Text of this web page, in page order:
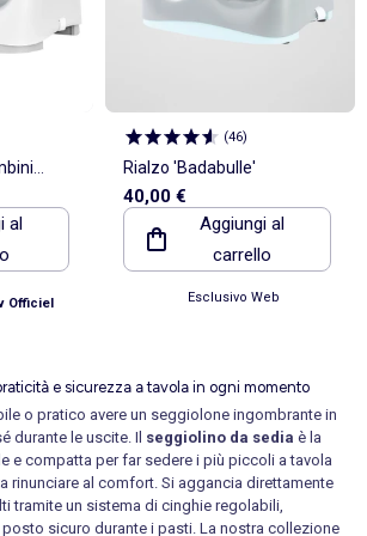
al
Officiel
(46)
Rialzo 'Badabulle'
40,00 €
Aggiungi al
carrello
Esclusivo Web
e sicurezza a tavola in ogni momento
o pratico avere un seggiolone ingombrante in
durante le uscite. Il seggiolino da sedia è la
e compatta per far sedere i più piccoli a tavola
rinunciare al comfort. Si aggancia direttamente
tramite un sistema di cinghie regolabili,
sicuro durante i pasti. La nostra collezione